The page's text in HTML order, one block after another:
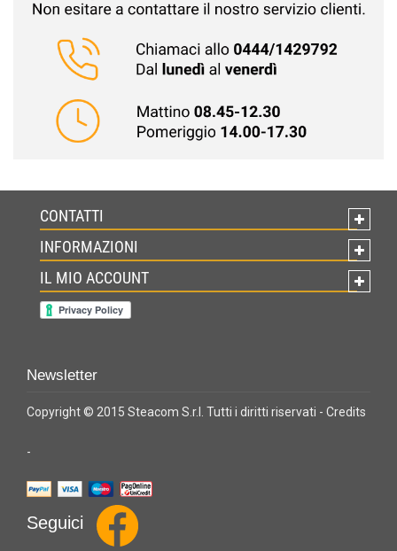
CONTATTI
INFORMAZIONI
IL MIO ACCOUNT
Newsletter
Copyright © 2015 Steacom S.r.l. Tutti i diritti riservati - Credits
-
Seguici